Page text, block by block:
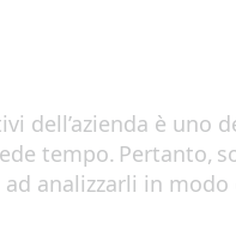
dell’azienda è uno
tempo. Pertanto,
analizzarli in modo